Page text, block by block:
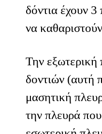
δόντια έχουν
να
Την
δοντιών (αυτή
μασητική
την πλευρά